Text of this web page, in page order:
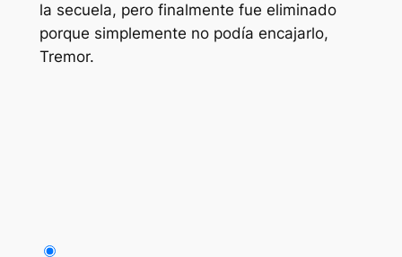
la secuela, pero finalmente fue eliminado
porque simplemente no podía encajarlo,
Tremor.